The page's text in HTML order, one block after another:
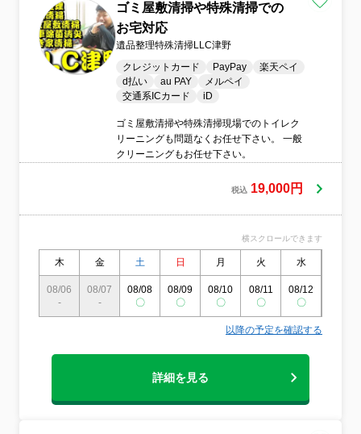
ゴミ屋敷清掃や特殊清掃での
お宅対応
遺品整理特殊清掃LLC津野
クレジットカード
PayPay
楽天ペイ
d払い
au PAY
メルペイ
交通系ICカード
iD
ゴミ屋敷清掃や特殊清掃現場でのトイレク
リーニングも問題なくお任せ下さい。 一般
クリーニングもお任せ下さい。
税込 19,000円
横スクロールできます
木 金 土 日 月 火 水
08/06
-
08/07
-
08/08
〇
08/09
〇
08/10
〇
08/11
〇
08/12
〇
以降の予定を確認する
詳細を見る